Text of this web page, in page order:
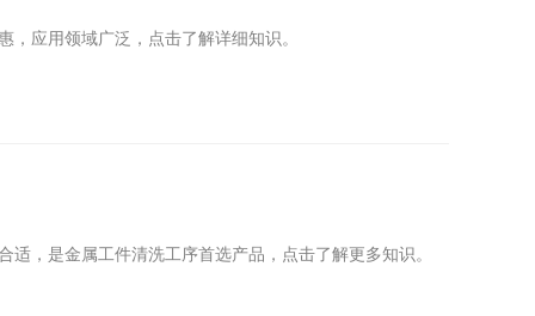
应用领域广泛，点击了解详细知识。
，是金属工件清洗工序首选产品，点击了解更多知识。